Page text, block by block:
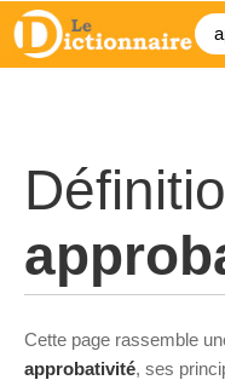
Cette page rassemble
approbativité, ses